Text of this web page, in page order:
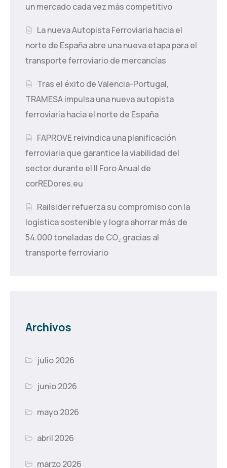
un mercado cada vez más competitivo
La nueva Autopista Ferroviaria hacia el
norte de España abre una nueva etapa para el
transporte ferroviario de mercancías
Tras el éxito de Valencia-Portugal,
TRAMESA impulsa una nueva autopista
ferroviaria hacia el norte de España
FAPROVE reivindica una planificación
ferroviaria que garantice la viabilidad del
sector durante el II Foro Anual de
corREDores.eu
Railsider refuerza su compromiso con la
logística sostenible y logra ahorrar más de
54.000 toneladas de CO₂ gracias al
transporte ferroviario
Archivos
julio 2026
junio 2026
mayo 2026
abril 2026
marzo 2026